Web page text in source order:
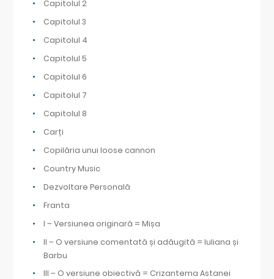
Capitolul 2
Capitolul 3
Capitolul 4
Capitolul 5
Capitolul 6
Capitolul 7
Capitolul 8
Carți
Copilăria unui loose cannon
Country Music
Dezvoltare Personală
Franta
I – Versiunea originară = Mișa
II – O versiune comentată și adăugită = Iuliana și
Barbu
III – O versiune obiectivă = Crizantema Astanei